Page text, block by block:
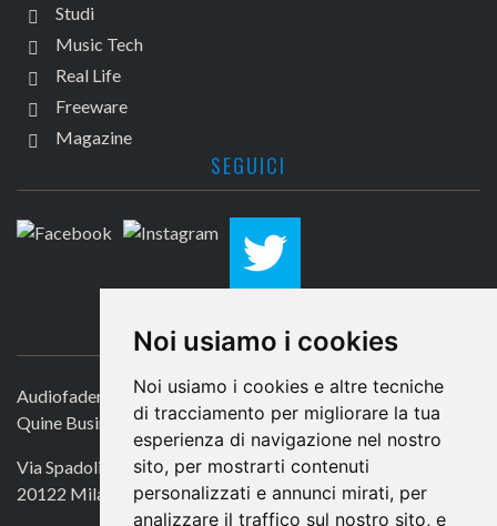
Noi usiamo i cookies
Noi usiamo i cookies e altre tecniche
di tracciamento per migliorare la tua
esperienza di navigazione nel nostro
sito, per mostrarti contenuti
personalizzati e annunci mirati, per
analizzare il traffico sul nostro sito, e
Studi
Music Tech
Real Life
Freeware
Magazine
SEGUICI
CONTATTACI
Audiofader.com
Quine Business Publisher
Via Spadolini 7
20122 Milano